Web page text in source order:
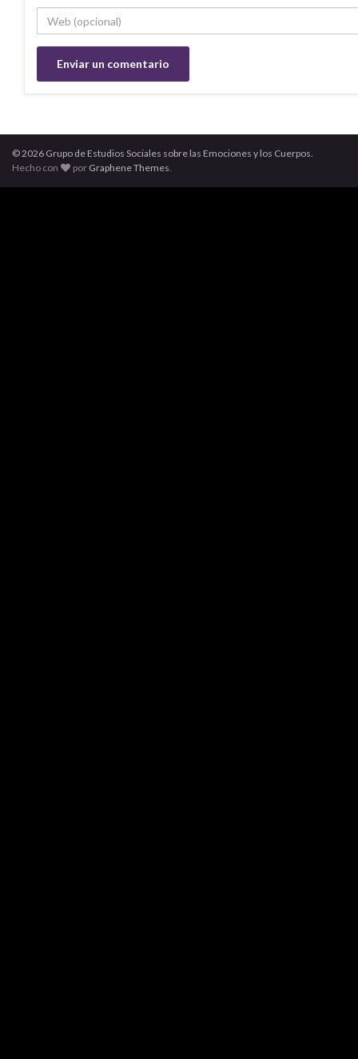
© 2026 Grupo de Estudios Sociales sobre las Emociones y los Cuerpos.
Hecho con
por Graphene Themes.